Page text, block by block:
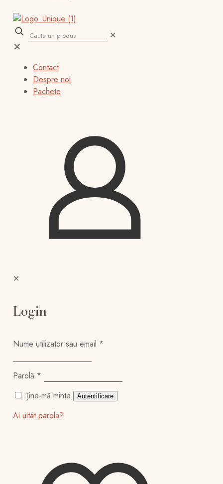
✕
✕
Contact
Despre noi
Pachete
✕
Login
Nume utilizator sau email *
Parolă *
Ține-mă minte
Autentificare
Ai uitat parola?